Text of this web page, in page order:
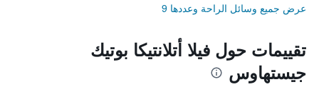
عرض جميع وسائل الراحة وعددها 9
تقييمات حول فيلا أتلانتيكا بوتيك
جيستهاوس